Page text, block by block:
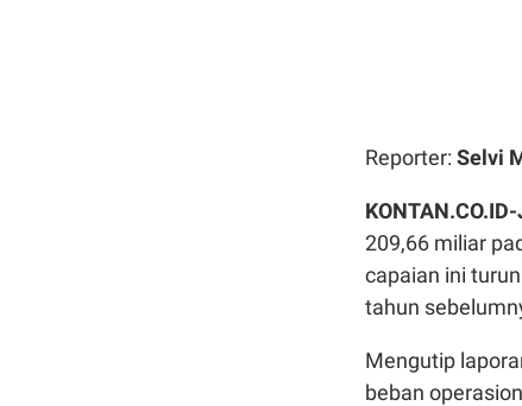
Reporter: Selvi
209,66 miliar
capaian ini
tahun
Mengutip
beban